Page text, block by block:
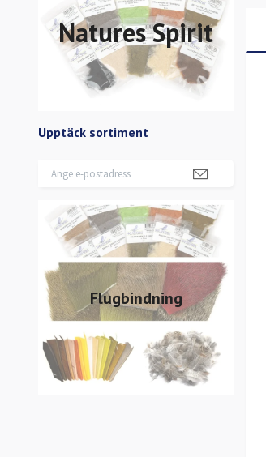
Natures Spirit
Upptäck sortiment
Flugbindning